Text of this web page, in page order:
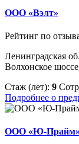
ООО «Вэлт»
Рейтинг по
Ленинградская
Волхонское
Стаж (лет): 9
Подробнее о
ООО «Ю-Прайм»